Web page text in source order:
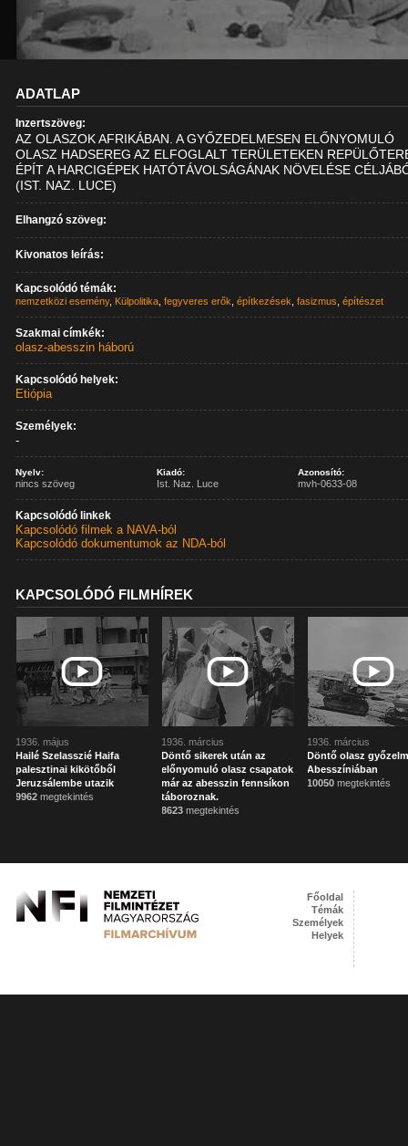
ADATLAP
Inzertszöveg:
AZ OLASZOK AFRIKÁBAN. A GYŐZEDELMESEN ELŐNYOMULÓ
OLASZ HADSEREG AZ ELFOGLALT TERÜLETEKEN
ÉPÍT A HARCIGÉPEK HATÓTÁVOLSÁGÁNAK NÖVELÉSE
(IST. NAZ. LUCE)
Elhangzó szöveg:
Kivonatos leírás:
Kapcsolódó témák:
nemzetközi esemény, Külpolitika ,fegyveres erők ,építkezések ,fasizmus ,építészet
Szakmai címkék:
olasz-abesszin háború
Kapcsolódó helyek:
Etiópia
Személyek:
-
Nyelv:
nincs szöveg
Kiadó:
Ist. Naz. Luce
Azonosító:
mvh-0633-08
Kapcsolódó linkek
Kapcsolódó filmek a NAVA-ból
Kapcsolódó dokumentumok az NDA-ból
KAPCSOLÓDÓ FILMHÍREK
1936. május
Hailé Szelasszié Haifa
palesztinai kikötőből
Jeruzsálembe utazik
9962 megtekintés
1936. március
Döntő sikerek után az
előnyomuló olasz csapatok
már az abesszin fennsíkon
táboroznak.
8623 megtekintés
1936. március
Döntő olasz
Abesszíniában
10050 megtekintés
Főoldal
Témák
Személyek
Helyek